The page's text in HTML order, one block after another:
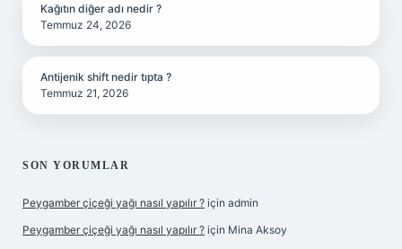
Kağıtın diğer adı nedir ?
Temmuz 24, 2026
Antijenik shift nedir tıpta ?
Temmuz 21, 2026
SON YORUMLAR
Peygamber çiçeği yağı nasıl yapılır ? için admin
Peygamber çiçeği yağı nasıl yapılır ? için Mina Aksoy